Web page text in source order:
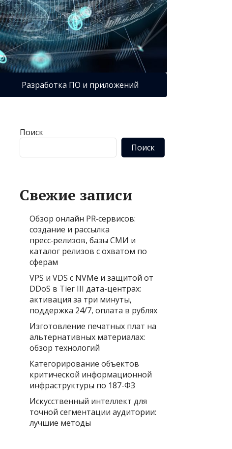
Разработка ПО и приложений
Поиск
Поиск
Свежие записи
Обзор онлайн PR‑сервисов:
создание и рассылка
пресс‑релизов, базы СМИ и
каталог релизов с охватом по
сферам
VPS и VDS с NVMe и защитой от
DDoS в Tier III дата-центрах:
активация за три минуты,
поддержка 24/7, оплата в рублях
Изготовление печатных плат на
альтернативных материалах:
обзор технологий
Категорирование объектов
критической информационной
инфраструктуры по 187-ФЗ
Искусственный интеллект для
точной сегментации аудитории:
лучшие методы